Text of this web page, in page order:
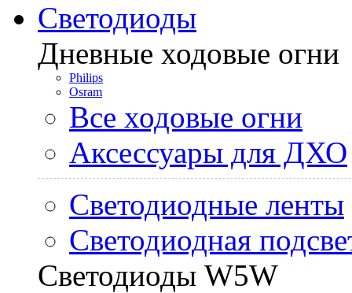
Светодиоды
Дневные ходовые огни
Philips
Osram
Все ходовые огни
Аксессуары для ДХО
Светодиодные ленты
Светодиодная
Светодиоды W5W